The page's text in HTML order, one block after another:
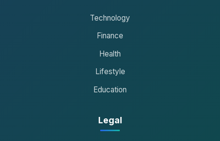
Technology
Finance
Health
Lifestyle
Education
Legal